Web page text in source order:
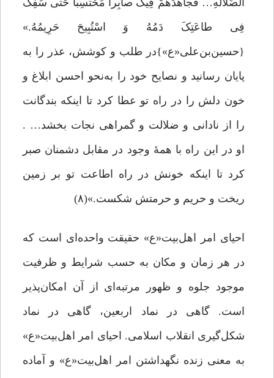
الضَّلالَهِ… فَجاهَدَهُمْ فِیکَ صابِراً مُحْتَسِباً حَتّی سُفِکَ
فِی طاعَتِکَ دَمُهُ وَ اسْتُبِیحَ حَرِیمُهُ.»
{حسین‌بن‌علی«ع»}در طلب و کوشش، عذر را به
پایان رسانید و نصایح خود را به‌نحو احسن ابلاغ و
خون دلش را در راه تو عطا کرد تا اینکه بندگانت
را از نادانی و ضلالت و گمراهی نجات بخشد… .
او در این راه با همۀ وجود در مقابل دشمنان صبر
کرد تا اینکه خونش در راه اطاعت تو بر زمین
ریخت و حریم و حرمتش شکست.»(۸)
احیای امر اهل‌بیت«ع» حقیقت واحده‌ای است که
در هر زمان و مکان به حسب شرایط و ظرفیت
موجود جلوه و ظهور مرتبه‌ای از آن امکان‌پذیر
است. گاهی در نماد اربعین، گاهی در نماد
شکل‌گیری انقلاب اسلامی. احیای امر اهل‌بیت«ع»
به معنی زنده نگهداشتن امر اهل‌بیت«ع» و آماده